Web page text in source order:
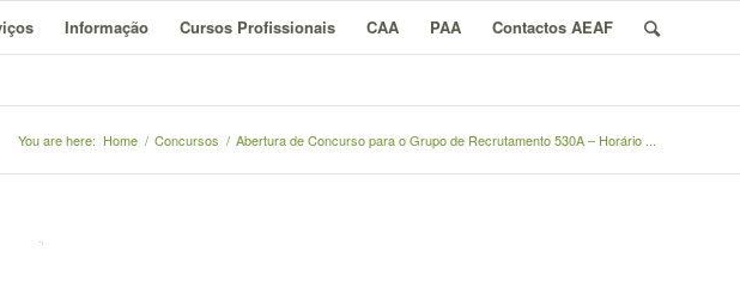
Informação Cursos Profissionais CAA PAA Contactos AEAF
You are here: Home / Concursos / Abertura de Concurso para o Grupo de Recrutamento 530A – Horário ...